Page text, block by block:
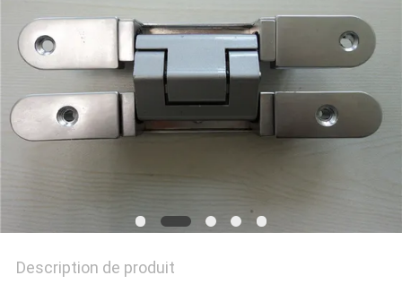
PRIVACY
POLICY
Description de produit